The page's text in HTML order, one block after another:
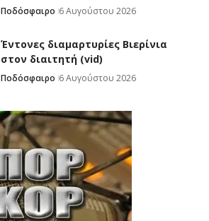
Ποδόσφαιρο 6 Αυγούστου 2026
Έντονες διαμαρτυρίες Βιερίνια
στον διαιτητή (vid)
Ποδόσφαιρο 6 Αυγούστου 2026